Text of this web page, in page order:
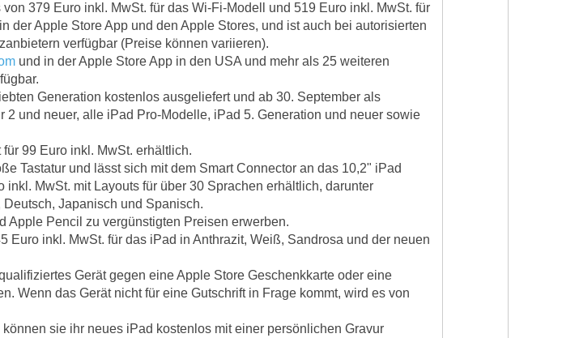
379 Euro inkl. MwSt. für das Wi-Fi-Modell und 519 Euro inkl. MwSt. für
der Apple Store App und den Apple Stores, und ist auch bei autorisierten
verfügbar (Preise können variieren).
und in der Apple Store App in den USA und mehr als 25 weiteren
Generation kostenlos ausgeliefert und ab 30. September als
2 und neuer, alle iPad Pro-Modelle, iPad 5. Generation und neuer sowie
99 Euro inkl. MwSt. erhältlich.
Tastatur und lässt sich mit dem Smart Connector an das 10,2" iPad
MwSt. mit Layouts für über 30 Sprachen erhältlich, darunter
Japanisch und Spanisch.
Apple Pencil zu vergünstigten Preisen erwerben.
Euro inkl. MwSt. für das iPad in Anthrazit, Weiß, Sandrosa und der neuen
Gerät gegen eine Apple Store Geschenkkarte oder eine
Wenn das Gerät nicht für eine Gutschrift in Frage kommt, wird es von
sie ihr neues iPad kostenlos mit einer persönlichen Gravur